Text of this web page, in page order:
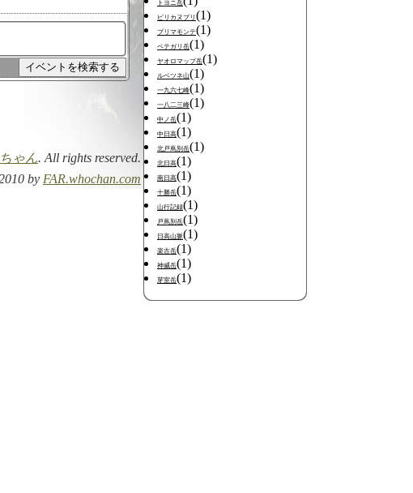
トヨニ岳
ピリカヌプリ (1)
プリマモンテ(1)
ペテガリ岳(1)
ヤオロマップ岳(1)
ルベツネ山(1)
一九六七峰(1)
一八二三峰(1)
中ノ岳(1)
中日高(1)
北戸蔦別岳(1)
北日高(1)
南日高(1)
十勝岳(1)
山行記録(1)
戸蔦別岳(1)
日高山脈(1)
楽古岳(1)
神威岳(1)
芽室岳(1)
ゃん. All rights reserved.
by FAR.whochan.com